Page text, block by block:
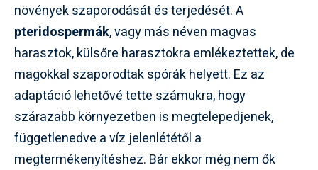
növények szaporodását és terjedését. A
pteridospermák, vagy más néven magvas
harasztok, külsőre harasztokra emlékeztettek, de
magokkal szaporodtak spórák helyett. Ez az
adaptáció lehetővé tette számukra, hogy
szárazabb környezetben is megtelepedjenek,
függetlenedve a víz jelenlététől a
megtermékenyítéshez. Bár ekkor még nem ők